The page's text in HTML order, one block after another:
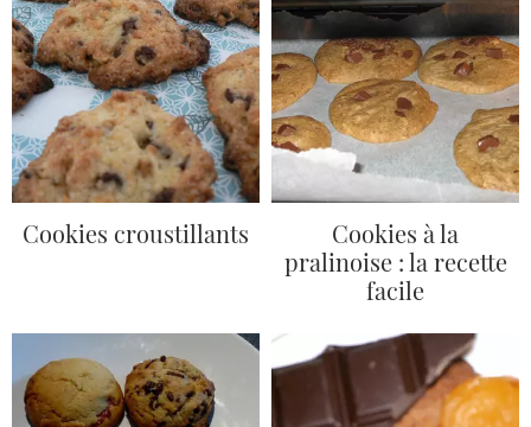
Cookies croustillants
Cookies à la
pralinoise : la recette
facile